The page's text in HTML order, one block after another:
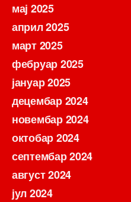
мај 2025
април 2025
март 2025
фебруар 2025
јануар 2025
децембар 2024
новембар 2024
октобар 2024
септембар 2024
август 2024
јул 2024